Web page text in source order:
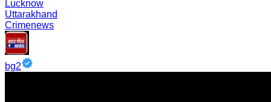
Lucknow
Uttarakhand
Crimenews
bg2